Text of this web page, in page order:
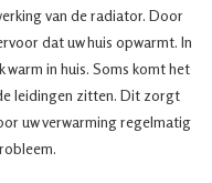
van de radiator. Door
dat uw huis opwarmt. In
in huis. Soms komt het
leidingen zitten. Dit zorgt
uw verwarming regelmatig